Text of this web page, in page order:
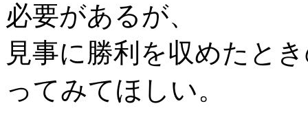
必要があるが、
見事に勝利を収めたと
ってみてほしい。